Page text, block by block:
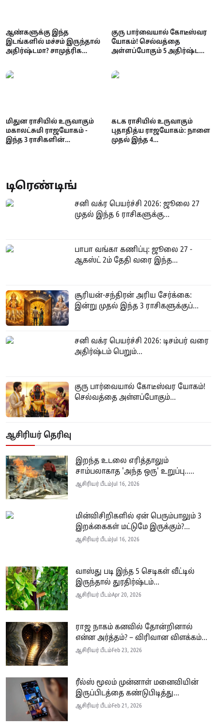
ஆண்களுக்கு இந்த
இடங்களில் மச்சம் இருந்தால்
அதிர்ஷ்டமா? சாமுத்ரிக
நம்பிக்கைகள்
குரு பார்வையால் கோடீஸ்வர
யோகம்! செல்வத்தை
அள்ளப்போகும் 5 அதிர்ஷ்ட
மிதுன ராசியில் உருவாகும்
மகாலட்சுமி ராஜயோகம் -
இந்த 3 ராசிகளின்
கடக ராசியில் உருவாகும்
புதாதித்ய ராஜயோகம்: நாளை
முதல் இந்த 4
டிரெண்டிங்
சனி வக்ர பெயர்ச்சி 2026: ஜூலை 27
முதல் இந்த 6 ராசிகளுக்கு...
பாபா வங்கா கணிப்பு: ஜூலை 27 -
ஆகஸ்ட் 2ம் தேதி வரை இந்த...
சூரியன்-சந்திரன் அரிய சேர்க்கை:
இன்று முதல் இந்த 3 ராசிகளுக்குப்...
சனி வக்ர பெயர்ச்சி 2026: டிசம்பர் வரை
அதிர்ஷ்டம் பெறும்...
குரு பார்வையால் கோடீஸ்வர யோகம்!
செல்வத்தை அள்ளப்போகும்...
ஆசிரியர் தெரிவு
இறந்த உடலை எரித்தாலும்
சாம்பலாகாத 'அந்த ஒரு' உறுப்பு.....
ஆசிரியர் பீடம் Jul 16, 2026
மின்விசிறிகளில் ஏன் பெரும்பாலும் 3
இறக்கைகள் மட்டுமே இருக்கும்?...
ஆசிரியர் பீடம் Jul 16, 2026
வாஸ்து படி இந்த 5 செடிகள் வீட்டில்
இருந்தால் துரதிர்ஷ்டம்...
ஆசிரியர் பீடம்Apr 20, 2026
ராஜ நாகம் கனவில் தோன்றினால்
என்ன அர்த்தம்? – விரிவான விளக்கம்...
ஆசிரியர் பீடம்Feb 23, 2026
ரீல்ஸ் மூலம் முன்னாள் மனைவியின்
இருப்பிடத்தை கண்டுபிடித்து...
ஆசிரியர் பீடம்Feb 21, 2026